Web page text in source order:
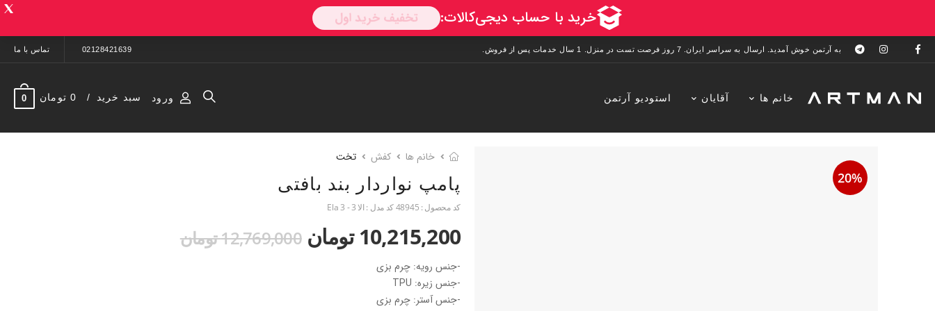
به آرتمن خوش آمدید. ارسال به سراسر ایران. 7 روز فرصت تست در منزل. 1 سال خدمات پس از فروش. 02128421639 تماس با ما
خانم ها آقایان استودیو آرتمن ورود سبد خرید 0 تومان 0
20%
خانم ها کفش تخت
پامپ نواردار بند بافتی
کد محصول : 48945کد مدل : الا 3 - Ela 3
10,215,200 تومان 12,769,000 تومان
-جنس رویه: چرم بزی
-جنس زیره: TPU
-جنس آستر: چرم بزی